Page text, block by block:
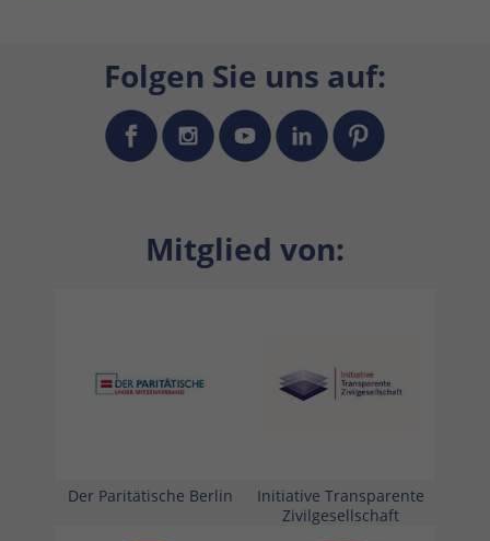
Folgen Sie uns auf:
Mitglied von:
Der Paritätische Berlin
Initiative Transparente
Zivilgesellschaft